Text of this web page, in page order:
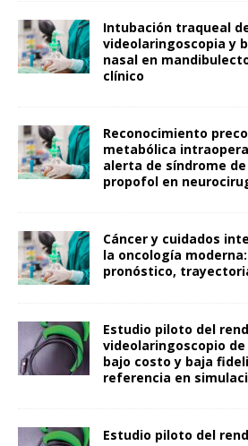
Intubación traqueal
videolaringoscopia y
nasal en
clínico
Reconocimiento
metabólica
alerta de síndrome
propofol en
Cáncer y cuidados
la oncología
pronóstico,
Estudio piloto del
videolaringoscopio
bajo costo y baja
referencia en
Estudio piloto del